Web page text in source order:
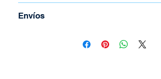
Limpiador
Dieléctrico
Envíos
Todos los envíos se realizan por medio de